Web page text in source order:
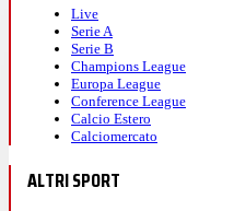
Live
Serie A
Serie B
Champions League
Europa League
Conference League
Calcio Estero
Calciomercato
ALTRI SPORT